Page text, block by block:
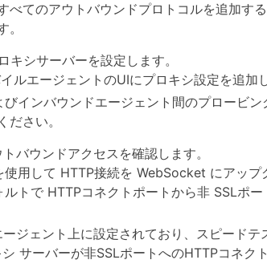
べてのアウトバウンドプロトコルを追加す
シサーバーを設定します。
ルエージェントのUIにプロキシ設定を追加し
インバウンドエージェント間のプロービン
さい。
バウンドアクセスを確認します。
用して HTTP接続を WebSocket にアップ
トで HTTPコネクトポートから非 SSLポ
ジェント上に設定されており、スピードテ
サーバーが非SSLポートへのHTTPコネク